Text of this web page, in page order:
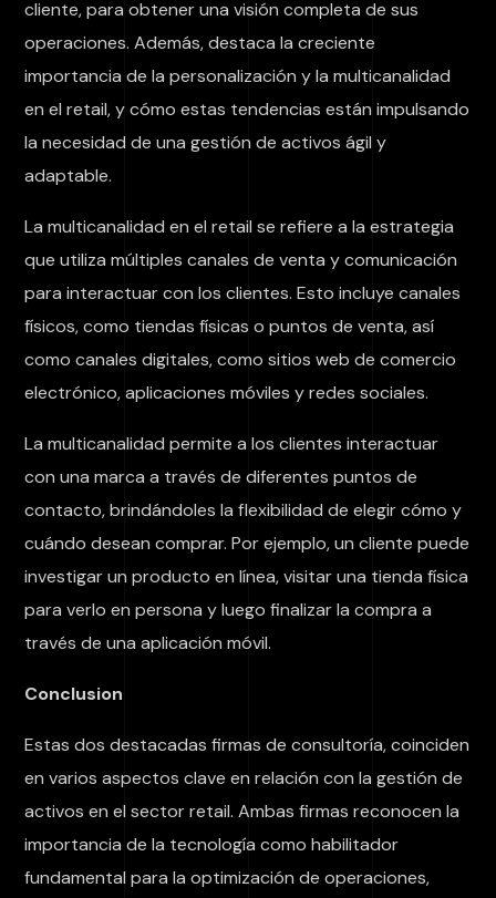
cliente, para obtener una visión completa de sus
operaciones. Además, destaca la creciente
importancia de la personalización y la multicanalidad
en el retail, y cómo estas tendencias están impulsando
la necesidad de una gestión de activos ágil y
adaptable.
La multicanalidad en el retail se refiere a la estrategia
que utiliza múltiples canales de venta y comunicación
para interactuar con los clientes. Esto incluye canales
físicos, como tiendas físicas o puntos de venta, así
como canales digitales, como sitios web de comercio
electrónico, aplicaciones móviles y redes sociales.
La multicanalidad permite a los clientes interactuar
con una marca a través de diferentes puntos de
contacto, brindándoles la flexibilidad de elegir cómo y
cuándo desean comprar. Por ejemplo, un cliente puede
investigar un producto en línea, visitar una tienda física
para verlo en persona y luego finalizar la compra a
través de una aplicación móvil.
Conclusion
Estas dos destacadas firmas de consultoría, coinciden
en varios aspectos clave en relación con la gestión de
activos en el sector retail. Ambas firmas reconocen la
importancia de la tecnología como habilitador
fundamental para la optimización de operaciones,